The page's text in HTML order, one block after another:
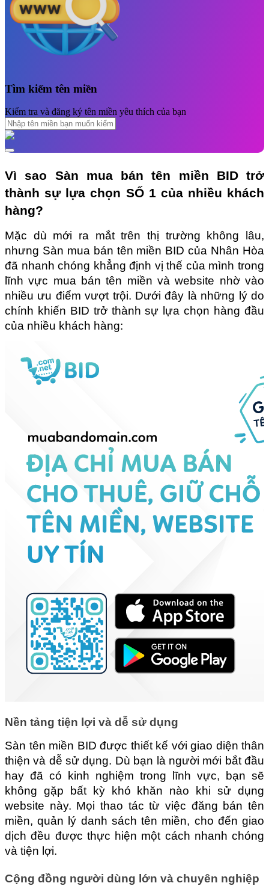
Tìm kiếm tên miền
Kiểm tra và đăng ký tên miền yêu thích của bạn
Vì sao Sàn mua bán tên miền BID trở
thành sự lựa chọn SỐ 1 của nhiều khách
hàng?
Mặc dù mới ra mắt trên thị trường không lâu,
nhưng Sàn mua bán tên miền BID của Nhân Hòa
đã nhanh chóng khẳng định vị thế của mình trong
lĩnh vực mua bán tên miền và website nhờ vào
nhiều ưu điểm vượt trội. Dưới đây là những lý do
chính khiến BID trở thành sự lựa chọn hàng đầu
của nhiều khách hàng:
Nền tảng tiện lợi và dễ sử dụng
Sàn tên miền BID được thiết kế với giao diện thân
thiện và dễ sử dụng. Dù bạn là người mới bắt đầu
hay đã có kinh nghiệm trong lĩnh vực, bạn sẽ
không gặp bất kỳ khó khăn nào khi sử dụng
website này. Mọi thao tác từ việc đăng bán tên
miền, quản lý danh sách tên miền, cho đến giao
dịch đều được thực hiện một cách nhanh chóng
và tiện lợi.
Cộng đồng người dùng lớn và chuyên nghiệp